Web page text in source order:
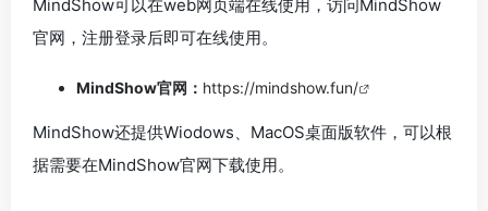
MindShow可以在web网页端在线使用，访问MindShow
官网，注册登录后即可在线使用。
MindShow官网： https://mindshow.fun/
MindShow还提供Wiodows、MacOS桌面版软件，可以根
据需要在MindShow官网下载使用。